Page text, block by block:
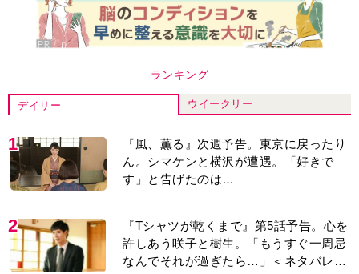
ランキング
デイリー ウイークリー
1
『風、薫る』次週予告。東京に戻ったり
ん。シマケンと横沢が遭遇。「好きで
す」と告げたのは…
2
『Tシャツが乾くまで』第5話予告。心を
許しあう咲子と樹生。「もうすぐ一周忌
なんでそれが過ぎたら…」＜ネタバレあ